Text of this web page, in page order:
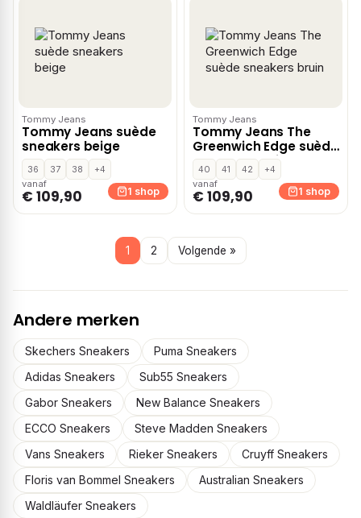
Tommy Jeans
Tommy Jeans suède
sneakers beige
36 37 38
+4
vanaf
€ 109,90 1 shop
Tommy Jeans
Tommy Jeans The
Greenwich Edge suède
sneakers bruin
40 41 42
+4
vanaf
€ 109,90 1 shop
1 2 Volgende »
Andere merken
Skechers Sneakers
Puma Sneakers
Adidas Sneakers
Sub55 Sneakers
Gabor Sneakers
New Balance Sneakers
ECCO Sneakers
Steve Madden Sneakers
Vans Sneakers
Rieker Sneakers
Cruyff Sneakers
Floris van Bommel Sneakers
Australian Sneakers
Waldläufer Sneakers